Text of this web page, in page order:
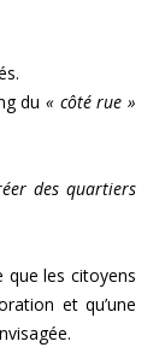
du « côté rue »
des quartiers
que les citoyens
et qu’une